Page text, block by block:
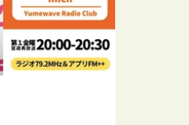
崎谷(さきや)くん(あ